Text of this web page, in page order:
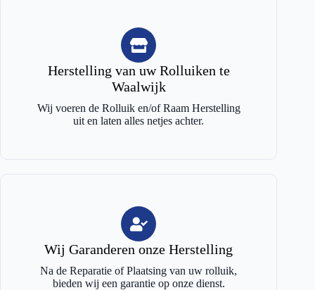
Herstelling van uw Rolluiken te
Waalwijk
Wij voeren de Rolluik en/of Raam Herstelling
uit en laten alles netjes achter.
Wij Garanderen onze Herstelling
Na de Reparatie of Plaatsing van uw rolluik,
bieden wij een garantie op onze dienst.